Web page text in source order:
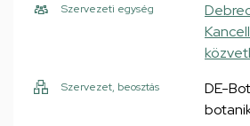
Szervezeti egység
Szervezet, beosztás
DE-